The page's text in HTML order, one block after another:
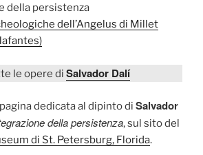
della persistenza
dell’Angelus di Millet
le opere di Salvador Dalí
pagina dedicata al dipinto di Salvador
della persistenza, sul sito del
di St. Petersburg, Florida.